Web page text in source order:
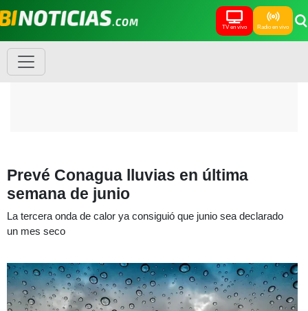
TV en vivo Radio en vivo
Prevé Conagua lluvias en última
semana de junio
La tercera onda de calor ya consiguió que junio sea declarado
un mes seco